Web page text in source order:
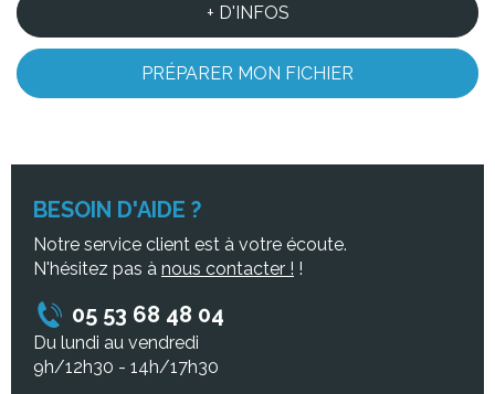
+ D'INFOS
PRÉPARER MON FICHIER
BESOIN D'AIDE ?
Notre service client est à votre écoute.
N'hésitez pas à nous contacter ! !
05 53 68 48 04
Du lundi au vendredi
9h/12h30 - 14h/17h30